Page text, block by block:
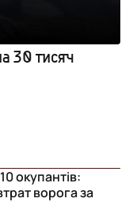
30 тисяч
окупантів:
ворога за